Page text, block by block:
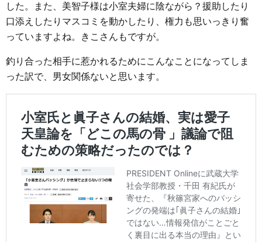
した。また、美智子様は小室夫婦に陰ながら？援助したり
口添えしたりマスコミを動かしたり、権力も思いっきり奮
っていますよね。きこさんもですが。
釣り合った相手に惹かれるためにこんなことになってしま
った訳で、男女関係ないと思います。